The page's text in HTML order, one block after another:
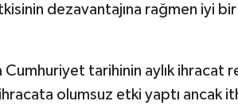
dezavantajına rağmen iyi
tarihinin aylık ihracat
olumsuz etki yaptı ancak